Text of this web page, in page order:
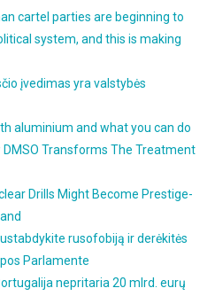
cartel parties are beginning to
system, and this is making
įvedimas yra valstybės
aluminium and what you can do
Transforms The Treatment
Drills Might Become Prestige-
rusofobiją ir derėkitės
Parlamente
nepritaria 20 mlrd. eurų